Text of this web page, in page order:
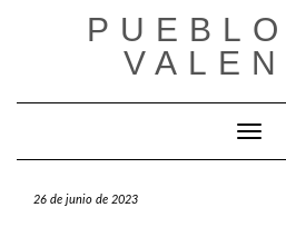
26 de junio de 2023